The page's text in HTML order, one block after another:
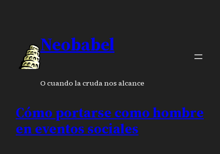
Neobabel
O cuando la cruda nos alcance
Cómo portarse como hombre
en eventos sociales